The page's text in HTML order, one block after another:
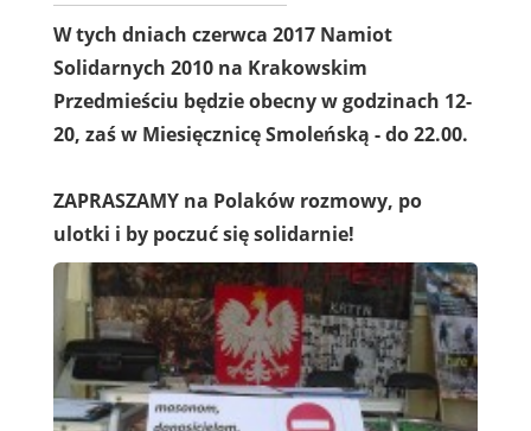
W tych dniach czerwca 2017 Namiot
Solidarnych 2010 na Krakowskim
Przedmieściu będzie obecny w godzinach 12-
20, zaś w Miesięcznicę Smoleńską - do 22.00.
ZAPRASZAMY na Polaków rozmowy, po
ulotki i by poczuć się solidarnie!